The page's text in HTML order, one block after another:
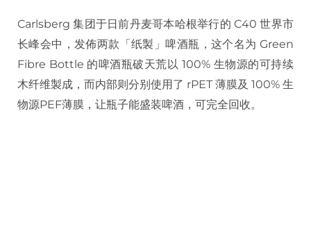
Carlsberg 集团于日前丹麦哥本哈根举行的 C40 世界市
长峰会中，发佈两款「纸製」啤酒瓶，这个名为 Green
Fibre Bottle 的啤酒瓶破天荒以 100% 生物源的可持续
木纤维製成，而内部则分别使用了 rPET 薄膜及 100% 生
物源PEF薄膜，让瓶子能盛装啤酒，可完全回收。